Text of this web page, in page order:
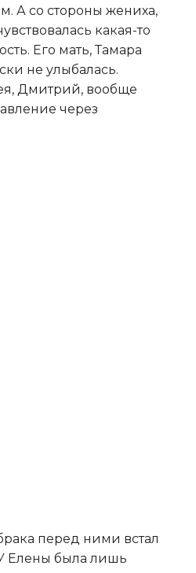
А со стороны жениха,
какая-то
Его мать, Тамара
не улыбалась.
Дмитрий, вообще
через
перед ними встал
Елены была лишь